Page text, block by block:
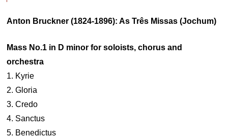
Anton Bruckner (1824-1896): As Três Missas (Jochum)
Mass No.1 in D minor for soloists, chorus and
orchestra
1. Kyrie
2. Gloria
3. Credo
4. Sanctus
5. Benedictus